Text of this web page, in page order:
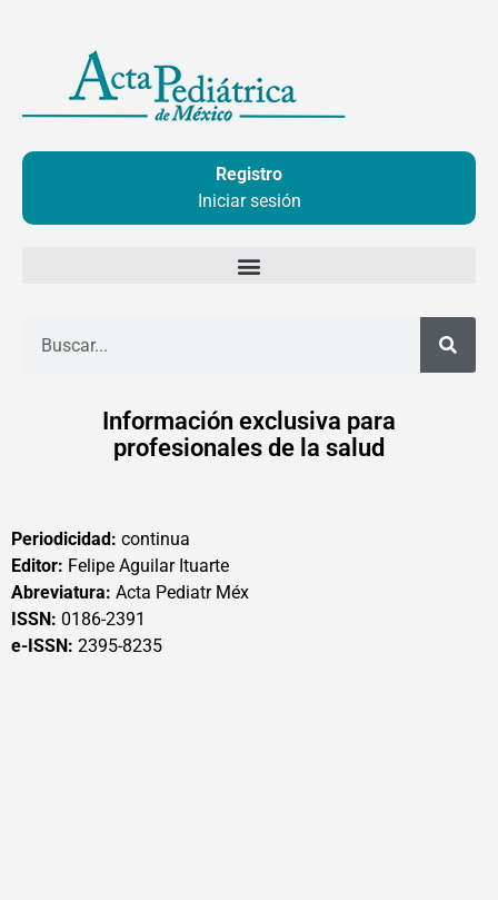
contenido
Registro
Iniciar sesión
Información exclusiva para
profesionales de la salud
Periodicidad: continua
Editor: Felipe Aguilar Ituarte
Abreviatura: Acta Pediatr Méx
ISSN: 0186-2391
e-ISSN: 2395-8235